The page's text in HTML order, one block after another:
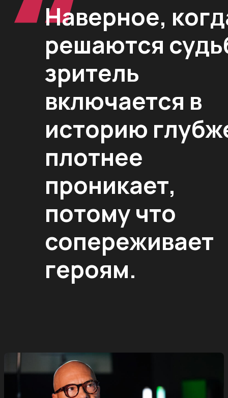
Наверное,
решаются
зритель
включается в
историю
плотнее
проникает,
потому что
сопереживает
героям.